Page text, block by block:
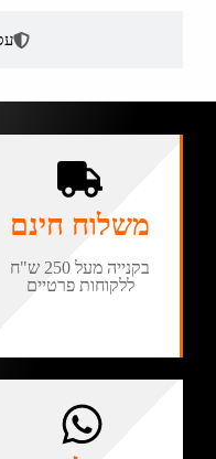
משלוח חינם
בקנייה מעל 250 ש"ח
ללקוחות פרטיים